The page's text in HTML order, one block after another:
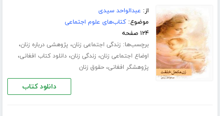
از: عبدالواحد سیدی
موضوع:کتاب‌های علوم اجتماعی
۱۲۴ صفحه
برچسب‌ها: زندگی اجتماعی زنان، پژوهشی درباره زنان،
اوضاع اجتماعی زنان، زندگی زنان،دانلود کتاب افغانی،
پژوهشگر افغانی،حقوق زنان
دانلود کتاب